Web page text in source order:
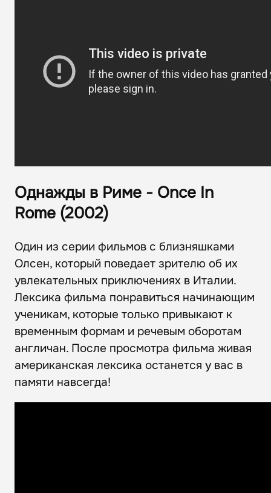
Однажды в Риме - Once In
Rome (2002)
Один из серии фильмов с близняшками
Олсен, который поведает зрителю об их
увлекательных приключениях в Италии.
Лексика фильма понравиться начинающим
ученикам, которые только привыкают к
временным формам и речевым оборотам
англичан. После просмотра фильма живая
американская лексика останется у вас в
памяти навсегда!